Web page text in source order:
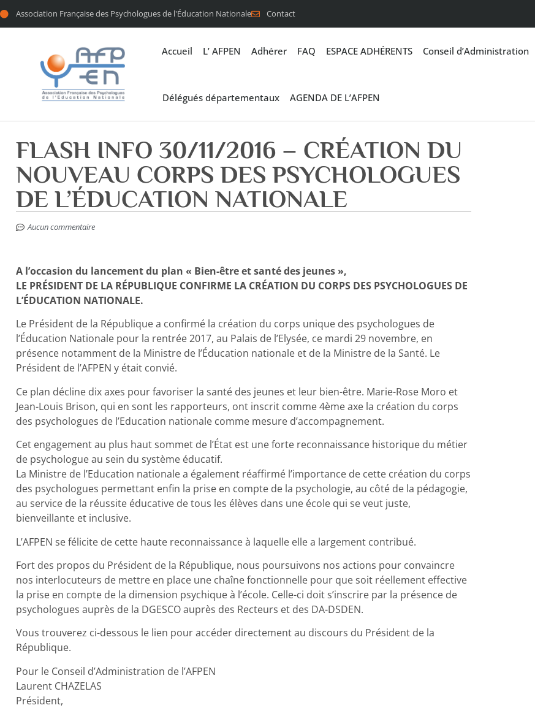
Association Française des Psychologues de l'Éducation Nationale Contact
Accueil L’ AFPEN Adhérer FAQ ESPACE ADHÉRENTS Conseil d’Administration
Délégués départementaux AGENDA DE L’AFPEN
FLASH INFO 30/11/2016 – CRÉATION DU
NOUVEAU CORPS DES PSYCHOLOGUES
DE L’ÉDUCATION NATIONALE
Aucun commentaire
A l’occasion du lancement du plan « Bien-être et santé des jeunes »,
LE PRÉSIDENT DE LA RÉPUBLIQUE CONFIRME LA CRÉATION DU CORPS DES PSYCHOLOGUES DE
L’ÉDUCATION NATIONALE.
Le Président de la République a confirmé la création du corps unique des psychologues de
l’Éducation Nationale pour la rentrée 2017, au Palais de l’Elysée, ce mardi 29 novembre, en
présence notamment de la Ministre de l’Éducation nationale et de la Ministre de la Santé. Le
Président de l’AFPEN y était convié.
Ce plan décline dix axes pour favoriser la santé des jeunes et leur bien-être. Marie-Rose Moro et
Jean-Louis Brison, qui en sont les rapporteurs, ont inscrit comme 4ème axe la création du corps
des psychologues de l’Education nationale comme mesure d’accompagnement.
Cet engagement au plus haut sommet de l’État est une forte reconnaissance historique du métier
de psychologue au sein du système éducatif.
La Ministre de l’Education nationale a également réaffirmé l’importance de cette création du corps
des psychologues permettant enfin la prise en compte de la psychologie, au côté de la pédagogie,
au service de la réussite éducative de tous les élèves dans une école qui se veut juste,
bienveillante et inclusive.
L’AFPEN se félicite de cette haute reconnaissance à laquelle elle a largement contribué.
Fort des propos du Président de la République, nous poursuivons nos actions pour convaincre
nos interlocuteurs de mettre en place une chaîne fonctionnelle pour que soit réellement effective
la prise en compte de la dimension psychique à l’école. Celle-ci doit s’inscrire par la présence de
psychologues auprès de la DGESCO auprès des Recteurs et des DA-DSDEN.
Vous trouverez ci-dessous le lien pour accéder directement au discours du Président de la
République.
Pour le Conseil d’Administration de l’AFPEN
Laurent CHAZELAS
Président,